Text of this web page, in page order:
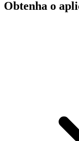
Obtenha o